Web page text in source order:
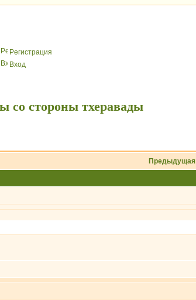
Peгиcтрaция
Вхoд
со стороны тхеравады
Предыдущая